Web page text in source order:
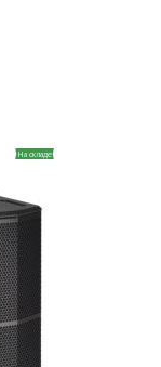
На складе